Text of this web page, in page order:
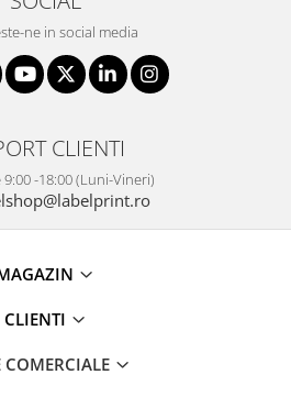
ne in social media
CLIENTI
-18:00 (Luni-Vineri)
CLIENTI
COMERCIALE